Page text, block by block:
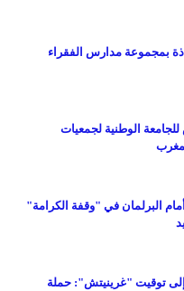
بمجموعة مدارس الفقراء
الوطنية لجمعيات
البرلمان في "وقفة الكرامة"
إلى توقيت "غرينيتش": حملة